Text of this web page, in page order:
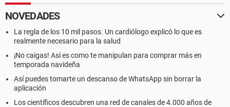
NOVEDADES
La regla de los 10 mil pasos. Un cardiólogo explicó lo que es
realmente necesario para la salud
¡No caigas! Así es como te manipulan para comprar más en
temporada navideña
Así puedes tomarte un descanso de WhatsApp sin borrar la
aplicación
Los científicos descubren una red de canales de 4.000 años de